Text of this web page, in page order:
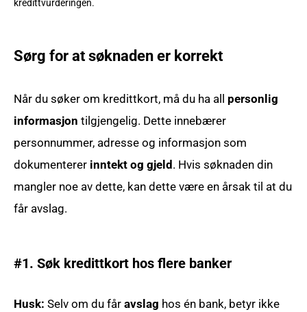
kredittvurderingen.
Sørg for at søknaden er korrekt
Når du søker om kredittkort, må du ha all personlig
informasjon tilgjengelig. Dette innebærer
personnummer, adresse og informasjon som
dokumenterer inntekt og gjeld. Hvis søknaden din
mangler noe av dette, kan dette være en årsak til at du
får avslag.
#1. Søk kredittkort hos flere banker
Husk: Selv om du fåravslag hos én bank, betyr ikke